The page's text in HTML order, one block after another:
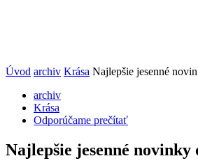
Úvod archiv Krása Najlepšie jesenné
archiv
Krása
Odporúčame prečítať
Najlepšie jesenné novinky